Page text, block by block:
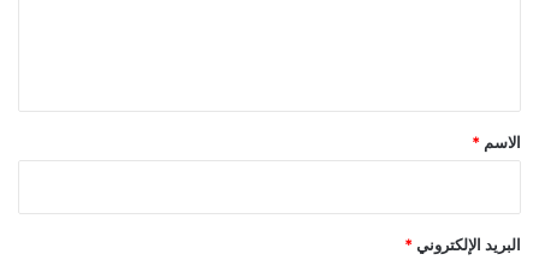
*
الاسم *
البريد الإلكتروني *